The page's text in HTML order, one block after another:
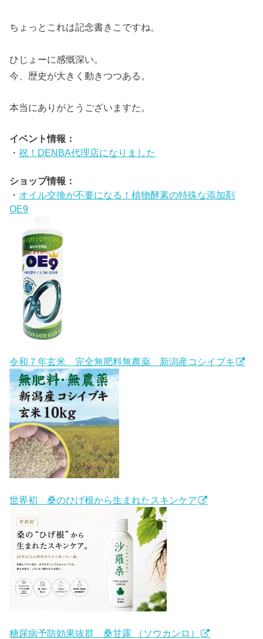
ちょっとこれは記念書きこですね。
ひじょーに感慨深い。
今、歴史が大きく動きつつある。
本当にありがとうございますた。
イベント情報：
・祝！DENBA代理店になりました
ショップ情報：
・ オイル交換が不要になる！植物酵素の特殊な添加剤
OE9
令和７年玄米 完全無肥料無農薬 新潟産コシイブキ
世界初 桑のひげ根から生まれたスキンケア
糖尿病予防効果抜群 桑甘露 （ソウカンロ）